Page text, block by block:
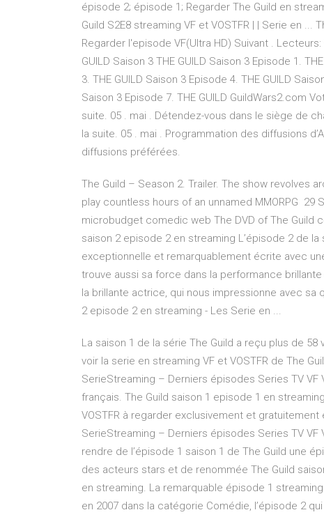
épisode 2; épisode 1; Regarder The Guild en
Guild S2E8 streaming VF et VOSTFR | | Serie en
Regarder l'episode VF(Ultra HD) Suivant . Lecteurs:
GUILD Saison 3 THE GUILD Saison 3 Episode 1.
3. THE GUILD Saison 3 Episode 4. THE GUILD
Saison 3 Episode 7. THE GUILD GuildWars2.com
suite. 05 . mai . Détendez-vous dans le siège de
la suite. 05 . mai . Programmation des diffusions
diffusions préférées.
The Guild – Season 2. Trailer. The show revolves
play countless hours of an unnamed MMORPG 29
microbudget comedic web The DVD of The Guild
saison 2 episode 2 en streaming L’épisode 2 de
exceptionnelle et remarquablement écrite avec
trouve aussi sa force dans la performance
la brillante actrice, qui nous impressionne avec sa
2 episode 2 en streaming - Les Serie en ...
La saison 1 de la série The Guild a reçu plus de
voir la serie en streaming VF et VOSTFR de The
SerieStreaming – Derniers épisodes Series TV VF
français. The Guild saison 1 episode 1 en
VOSTFR à regarder exclusivement et
SerieStreaming – Derniers épisodes Series TV VF
rendre de l’épisode 1 saison 1 de The Guild une
des acteurs stars et de renommée The Guild
en streaming. La remarquable épisode 1
en 2007 dans la catégorie Comédie, l’épisode 2